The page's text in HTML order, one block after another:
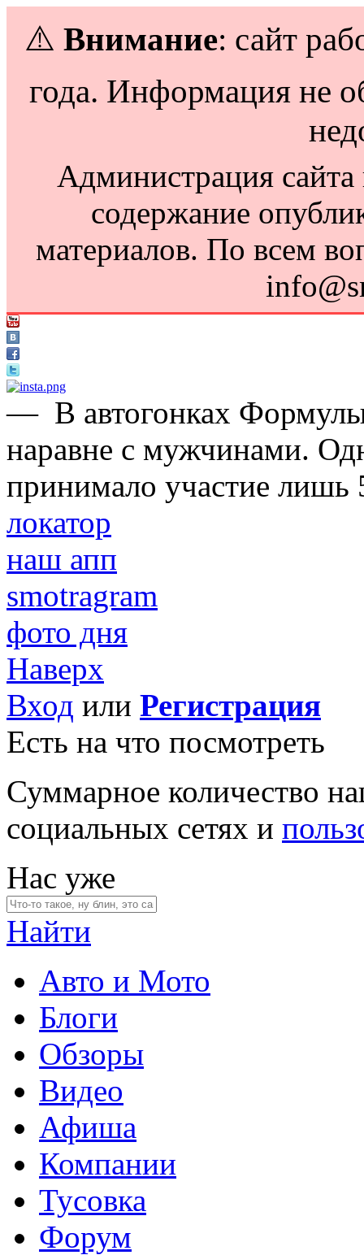
⚠️ Внимание: сайт
года. Информация не
Администрация сайта
содержание
материалов. По всем
— В автогонках
наравне с мужчинами.
принимало участие
локатор
наш апп
smotragram
фото дня
Наверх
Вход или Регистрация
Есть на что посмотреть
Суммарное количество
социальных сетях и
Нас уже
Найти
Авто и Мото
Блоги
Обзоры
Видео
Афиша
Компании
Тусовка
Форум